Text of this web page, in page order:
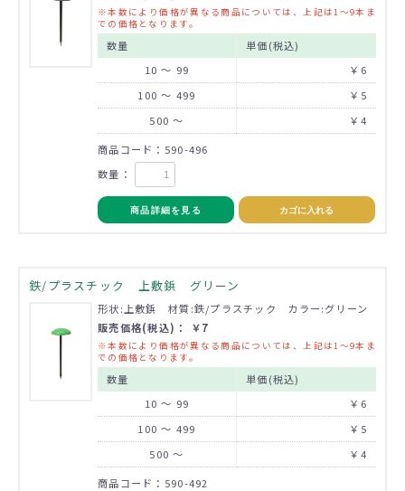
※本数により価格が異なる商品については、上記は1～9本ま
での価格となります。
数量
単価(税込)
10 ～ 99
￥6
100 ～ 499
￥5
500 ～
￥4
商品コード：590-496
数量：
商品詳細を見る カゴに入れる
鉄/プラスチック 上敷鋲 グリーン
形状:上敷鋲 材質:鉄/プラスチック カラー:グリーン
販売価格(税込)： ￥7
※本数により価格が異なる商品については、上記は1～9本ま
での価格となります。
数量
単価(税込)
10 ～ 99
￥6
100 ～ 499
￥5
500 ～
￥4
商品コード：590-492